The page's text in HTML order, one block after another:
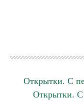
Открытки. С
Открытки.